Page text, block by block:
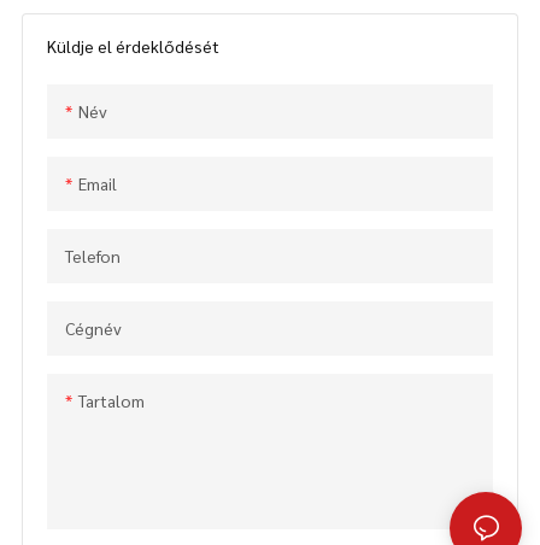
Küldje el érdeklődését
Név
Email
Telefon
Cégnév
Tartalom
ár a benzines láncfűrész
benzines láncfűrészről favágó
faragó rúddal (GS2500C) - KÍNA
részletek és ár az elektromos